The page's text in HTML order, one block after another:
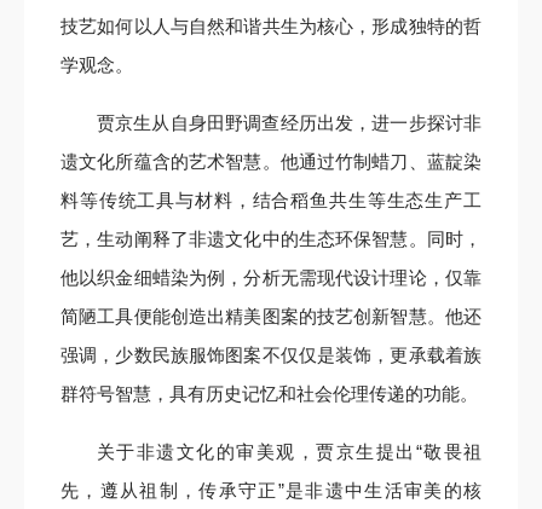
技艺如何以人与自然和谐共生为核心，形成独特的哲
学观念。
贾京生从自身田野调查经历出发，进一步探讨非
遗文化所蕴含的艺术智慧。他通过竹制蜡刀、蓝靛染
料等传统工具与材料，结合稻鱼共生等生态生产工
艺，生动阐释了非遗文化中的生态环保智慧。同时，
他以织金细蜡染为例，分析无需现代设计理论，仅靠
简陋工具便能创造出精美图案的技艺创新智慧。他还
强调，少数民族服饰图案不仅仅是装饰，更承载着族
群符号智慧，具有历史记忆和社会伦理传递的功能。
关于非遗文化的审美观，贾京生提出“敬畏祖
先，遵从祖制，传承守正”是非遗中生活审美的核